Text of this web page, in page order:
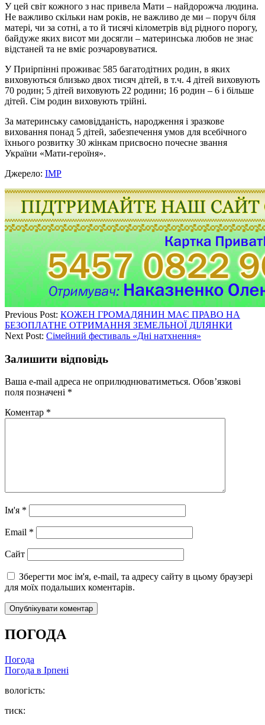
У цей світ кожного з нас привела Мати – найдорожча людина.
Не важливо скільки нам років, не важливо де ми – поруч біля
матері, чи за сотні, а то й тисячі кілометрів від рідного порогу,
байдуже яких висот ми досягли – материнська любов не знає
відстаней та не вміє розчаровуватися.
У Приірпінні проживає 585 багатодітних родин, в яких
виховуються близько двох тисяч дітей, в т.ч. 4 дітей виховують
70 родин; 5 дітей виховують 22 родини; 16 родин – 6 і більше
дітей. Сім родин виховують трійні.
За материнську самовідданість, народження і зразкове
виховання понад 5 дітей, забезпечення умов для всебічного
їхнього розвитку 30 жінкам присвоєно почесне звання
України «Мати-героїня».
Джерело: ІМР
Previous Post: КОЖЕН ГРОМАДЯНИН МАЄ ПРАВО НА
БЕЗОПЛАТНЕ ОТРИМАННЯ ЗЕМЕЛЬНОЇ ДІЛЯНКИ
Next Post: Сімейний фестиваль «Дні натхнення»
Залишити відповідь
Ваша e-mail адреса не оприлюднюватиметься. Обов’язкові
поля позначені *
Коментар *
Ім'я *
Email *
Сайт
Зберегти моє ім'я, e-mail, та адресу сайту в цьому браузері
для моїх подальших коментарів.
ПОГОДА
Погода
Погода в Ірпені
вологість:
тиск: